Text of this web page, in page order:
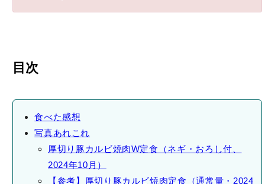
目次
食べた感想
写真あれこれ
厚切り豚カルビ焼肉W定食（ネギ・おろし付、
2024年10月）
【参考】厚切り豚カルビ焼肉定食（通常量・2024